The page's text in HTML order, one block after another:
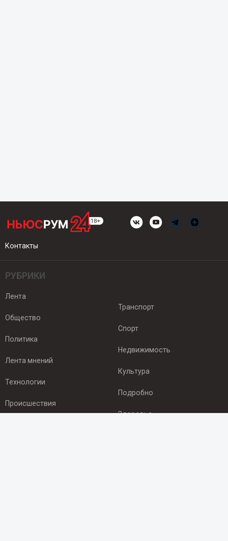
Контакты
РУБРИКИ
Лента
Общество
Политика
Лента мнений
Технологии
Происшествия
Транспорт
Спорт
Недвижимость
Культура
Подробно
Здоровье